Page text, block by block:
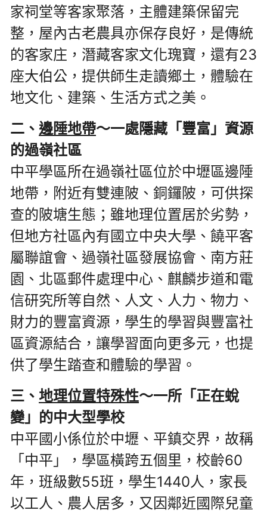
家祠堂等客家聚落，主體建築保留完
整，屋內古老農具亦保存良好，是傳統
的客家庄，潛藏客家文化瑰寶，還有23
座大伯公，提供師生走讀鄉土，體驗在
地文化、建築、生活方式之美。
二、 邊陲地帶〜一處隱藏「豐富」資源
的過嶺社區
中平學區所在過嶺社區位於中壢區邊陲
地帶，附近有雙連陂、銅鑼陂，可供探
查的陂塘生態；雖地理位置居於劣勢，
但地方社區內有國立中央大學、饒平客
屬聯誼會、過嶺社區發展協會、南方莊
園、北區郵件處理中心、麒麟步道和電
信研究所等自然、人文、人力、物力、
財力的豐富資源，學生的學習與豐富社
區資源結合，讓學習面向更多元，也提
供了學生踏查和體驗的學習。
三、 地理位置特殊性〜一所「正在蛻
變」的中大型學校
中平國小係位於中壢、平鎮交界，故稱
「中平」，學區橫跨五個里，校齡60
年，班級數55班，學生1440人，家長
以工人、農人居多，又因鄰近國際兒童